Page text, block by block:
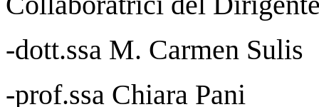
-dott.ssa M. Carmen Sulis
-prof.ssa Chiara Pani